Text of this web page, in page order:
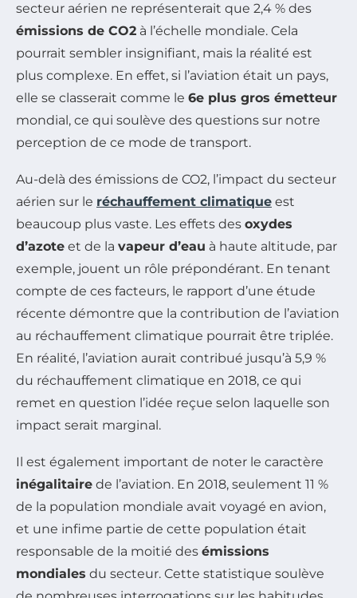
secteur aérien ne représenterait que 2,4 % des
émissions de CO2 à l’échelle mondiale. Cela
pourrait sembler insignifiant, mais la réalité est
plus complexe. En effet, si l’aviation était un pays,
elle se classerait comme le 6e plus gros émetteur
mondial, ce qui soulève des questions sur notre
perception de ce mode de transport.
Au-delà des émissions de CO2, l’impact du secteur
aérien sur le réchauffement climatique est
beaucoup plus vaste. Les effets des oxydes
d’azote et de la vapeur d’eau à haute altitude, par
exemple, jouent un rôle prépondérant. En tenant
compte de ces facteurs, le rapport d’une étude
récente démontre que la contribution de l’aviation
au réchauffement climatique pourrait être triplée.
En réalité, l’aviation aurait contribué jusqu’à 5,9 %
du réchauffement climatique en 2018, ce qui
remet en question l’idée reçue selon laquelle son
impact serait marginal.
Il est également important de noter le caractère
inégalitaire de l’aviation. En 2018, seulement 11 %
de la population mondiale avait voyagé en avion,
et une infime partie de cette population était
responsable de la moitié des émissions
mondiales du secteur. Cette statistique soulève